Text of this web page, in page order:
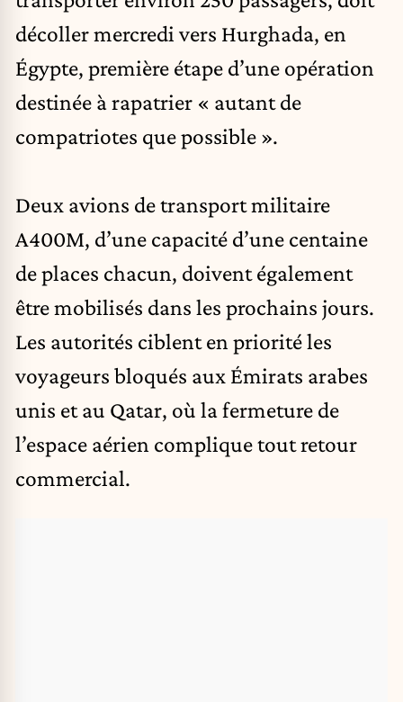
décoller mercredi vers Hurghada, en
Égypte, première étape d’une opération
destinée à rapatrier « autant de
compatriotes que possible ».
Deux avions de transport militaire
A400M, d’une capacité d’une centaine
de places chacun, doivent également
être mobilisés dans les prochains jours.
Les autorités ciblent en priorité les
voyageurs bloqués aux Émirats arabes
unis et au Qatar, où la fermeture de
l’espace aérien complique tout retour
commercial.